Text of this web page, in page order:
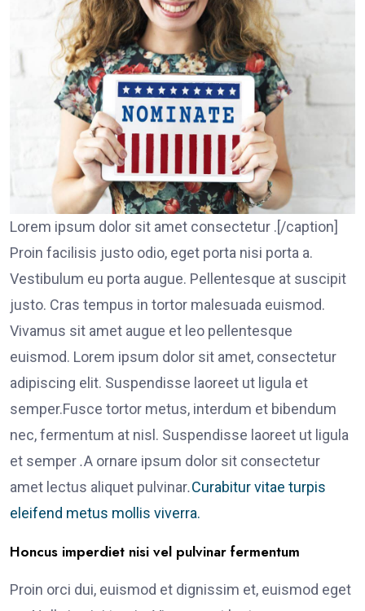
Lorem ipsum dolor sit amet consectetur .[/caption]
Proin facilisis justo odio, eget porta nisi porta a.
Vestibulum eu porta augue. Pellentesque at suscipit
justo. Cras tempus in tortor malesuada euismod.
Vivamus sit amet augue et leo pellentesque
euismod. Lorem ipsum dolor sit amet, consectetur
adipiscing elit. Suspendisse laoreet ut ligula et
semper.Fusce tortor metus, interdum et bibendum
nec, fermentum at nisl. Suspendisse laoreet ut ligula
et semper.A ornare ipsum dolor sit consectetur
amet lectus aliquet pulvinar.Curabitur vitae turpis
eleifend metus mollis viverra.
Honcus imperdiet nisi vel pulvinar fermentum
Proin orci dui, euismod et dignissim et, euismod eget